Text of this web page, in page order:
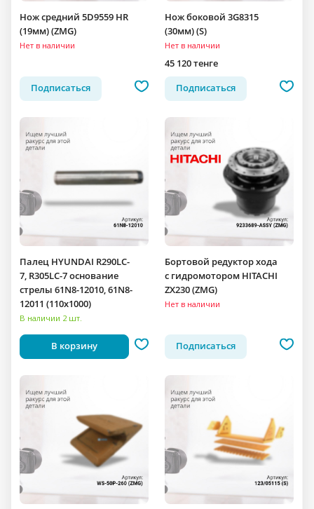
Нож средний 5D9559 HR
(19мм) (ZMG)
Нет в наличии
Подписаться
Нож боковой 3G8315
(30мм) (S)
Нет в наличии
45 120 тенге
Подписаться
Палец HYUNDAI R290LC-
7, R305LC-7 основание
стрелы 61N8-12010, 61N8-
12011 (110x1000)
В наличии 2 шт.
В корзину
Бортовой редуктор хода
c гидромотором HITACHI
ZX230 (ZMG)
Нет в наличии
Подписаться